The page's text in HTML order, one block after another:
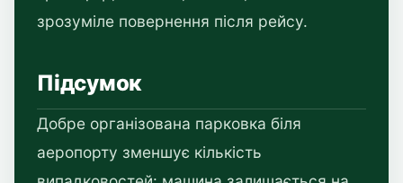
зрозуміле повернення після рейсу.
Підсумок
Добре організована парковка біля
аеропорту зменшує кількість